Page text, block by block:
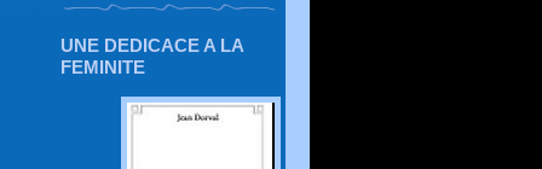
UNE DEDICACE A LA
FEMINITE